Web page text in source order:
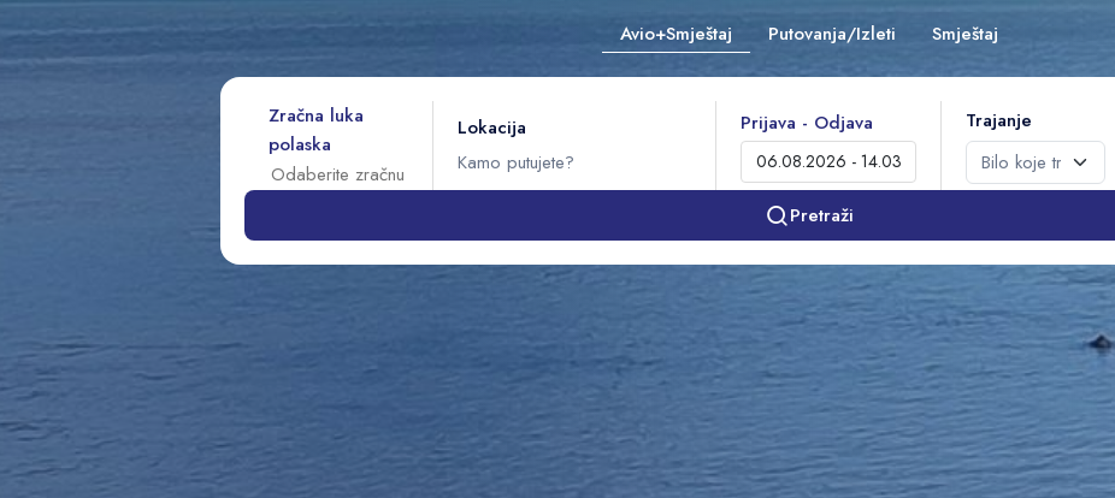
Avio+Smještaj Putovanja/Izleti Smještaj
Zračna luka
polaska
Lokacija Prijava - Odjava Trajanje
Pretraži